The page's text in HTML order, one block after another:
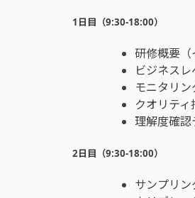
1日目（9:30‐18:00）
研修概要（
ビジネス
モニタリ
クオリティ
理解度確認
2日目（9:30‐18:00）
サンプリン